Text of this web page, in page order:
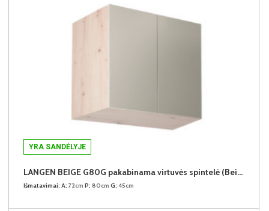
YRA SANDĖLYJE
LANGEN BEIGE G80G pakabinama virtuvės spintelė (Beige/Dab Artisan)
Išmatavimai: A: 72cm P: 80cm G: 45cm